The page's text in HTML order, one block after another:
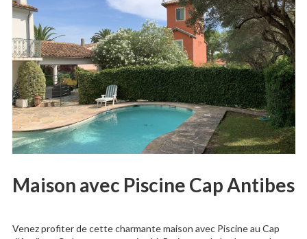
Maison avec Piscine Cap Antibes
Venez profiter de cette charmante maison avec Piscine au Cap